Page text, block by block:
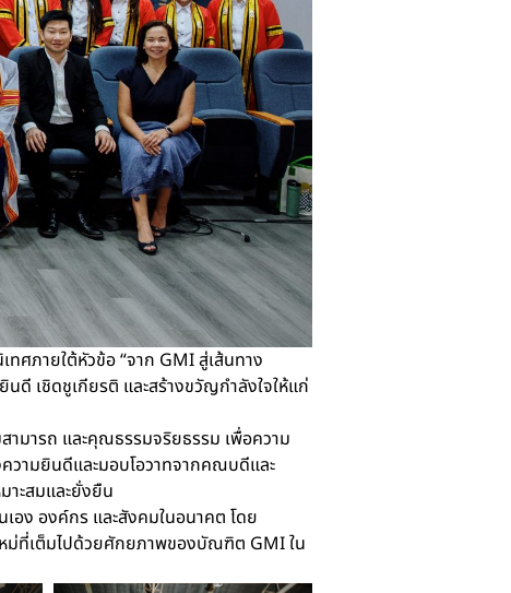
ศภายใต้หัวข้อ “จาก GMI สู่เส้นทาง
เชิดชูเกียรติ และสร้างขวัญกำลังใจให้แก่
มารถ และคุณธรรมจริยธรรม เพื่อความ
วามยินดีและมอบโอวาทจากคณบดีและ
าะสมและยั่งยืน
อง องค์กร และสังคมในอนาคต โดย
หม่ที่เต็มไปด้วยศักยภาพของบัณฑิต GMI ใน